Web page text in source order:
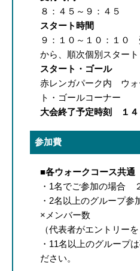
８：４５～９：４５
スタート時間
９：１０～１０：１０
から、順次個別スタート
スタート・ゴール
赤レンガパーク内 ウォ
ト・ゴールコーナー
大会終了予定時刻 １４
参加費
■各ウォークコース共通
・1名でご参加の場合
・2名以上のグループ参
×メンバー数
（代表者がエントリー
・11名以上のグループ
ださい。